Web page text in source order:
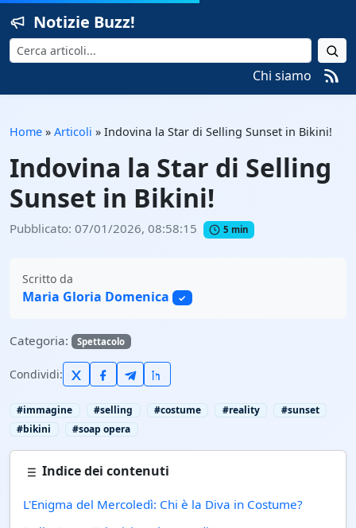
Notizie Buzz!
Cerca
Chi siamo
Home » Articoli » Indovina la Star di Selling Sunset in Bikini!
Indovina la Star di Selling
Sunset in Bikini!
Pubblicato: 07/01/2026, 08:58:15 5 min
Scritto da
Maria Gloria Domenica ✓
Categoria: Spettacolo
Condividi:
#immagine #selling #costume #reality
#sunset
#bikini
#soap opera
Indice dei contenuti
L'Enigma del Mercoledì: Chi è la Diva in Costume?